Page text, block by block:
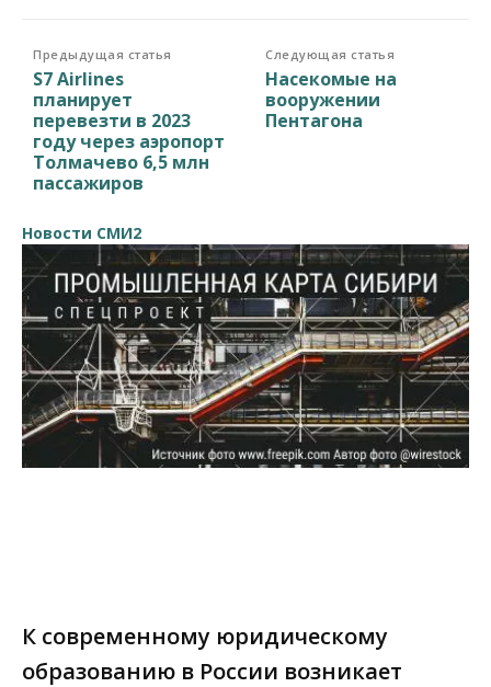
Предыдущая статья
S7 Airlines
планирует
перевезти в 2023
году через аэропорт
Толмачево 6,5 млн
пассажиров
Следующая статья
Насекомые на
вооружении
Пентагона
Новости СМИ2
К современному юридическому
образованию в России возникает